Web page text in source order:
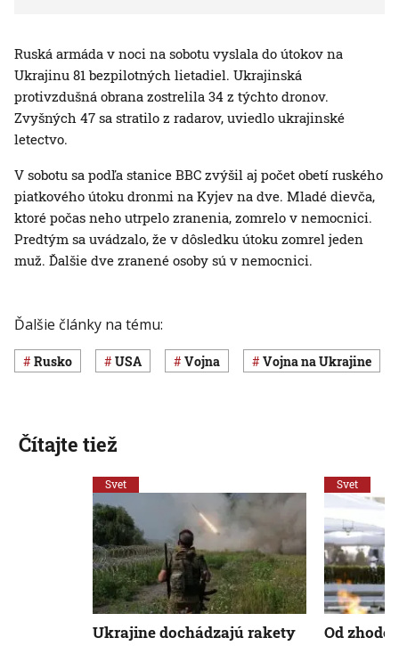
Ruská armáda v noci na sobotu vyslala do útokov na
Ukrajinu 81 bezpilotných lietadiel. Ukrajinská
protivzdušná obrana zostrelila 34 z týchto dronov.
Zvyšných 47 sa stratilo z radarov, uviedlo ukrajinské
letectvo.
V sobotu sa podľa stanice BBC zvýšil aj počet obetí ruského
piatkového útoku dronmi na Kyjev na dve. Mladé dievča,
ktoré počas neho utrpelo zranenia, zomrelo v nemocnici.
Predtým sa uvádzalo, že v dôsledku útoku zomrel jeden
muž. Ďalšie dve zranené osoby sú v nemocnici.
Ďalšie články na tému:
Rusko USA vojna vojna na Ukrajine
Čítajte tiež
Svet
Ukrajine dochádzajú rakety
Svet
Od